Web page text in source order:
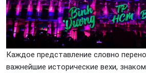
Каждое представление словно
важнейшие исторические вехи,